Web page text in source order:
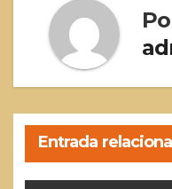
Entrada